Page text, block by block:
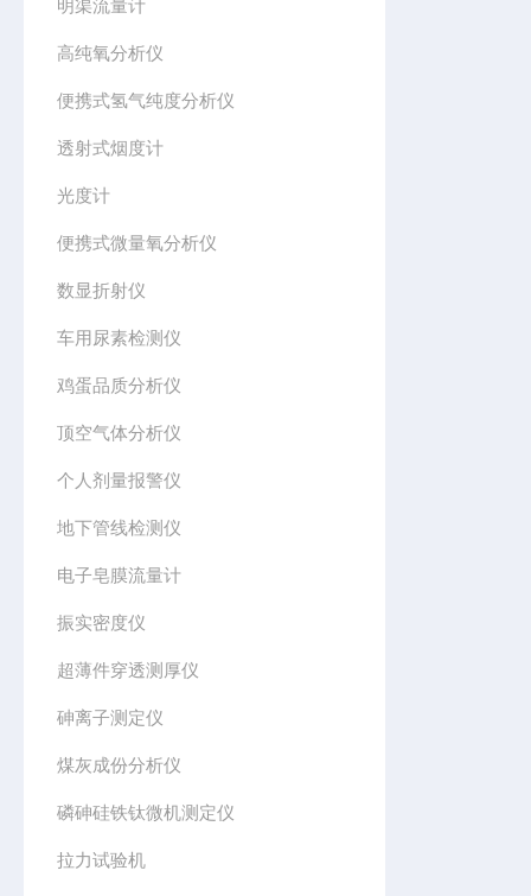
明渠流量计
高纯氧分析仪
便携式氢气纯度分析仪
透射式烟度计
光度计
便携式微量氧分析仪
数显折射仪
车用尿素检测仪
鸡蛋品质分析仪
顶空气体分析仪
个人剂量报警仪
地下管线检测仪
电子皂膜流量计
振实密度仪
超薄件穿透测厚仪
砷离子测定仪
煤灰成份分析仪
磷砷硅铁钛微机测定仪
拉力试验机